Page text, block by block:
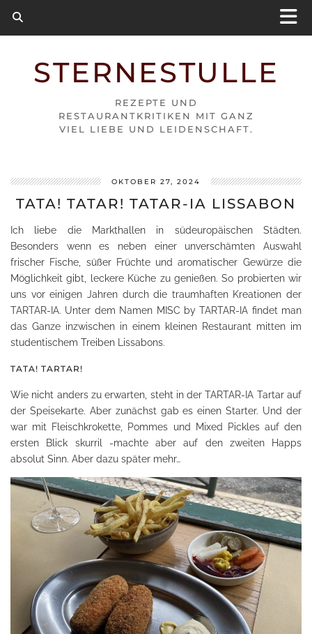
STERNESTULLE
REZEPTE UND
RESTAURANTKRITIKEN MIT GANZ
VIEL LIEBE UND LEIDENSCHAFT.
OKTOBER 27, 2024
TATA! TATAR! TATAR-IA LISSABON
Ich liebe die Markthallen in südeuropäischen Städten.
Besonders wenn es neben einer unverschämten Auswahl
frischer Fische, süßer Früchte und aromatischer Gewürze die
Möglichkeit gibt, leckere Küche zu genießen. So probierten wir
uns vor einigen Jahren durch die traumhaften Kreationen der
TARTAR-IA. Unter dem Namen MISC by TARTAR-IA findet man
das Ganze inzwischen in einem kleinen Restaurant mitten im
studentischem Treiben Lissabons.
TATA! TARTAR!
Wie nicht anders zu erwarten, steht in der TARTAR-IA Tartar auf
der Speisekarte. Aber zunächst gab es einen Starter. Und der
war mit Fleischkrokette, Pommes und Mixed Pickles auf den
ersten Blick skurril -machte aber auf den zweiten Happs
absolut Sinn. Aber dazu später mehr…